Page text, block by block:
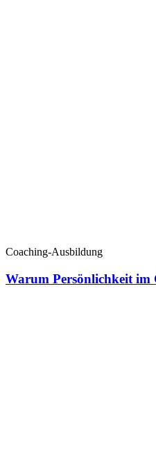
Coaching-Ausbildung
Warum Persönlichkeit